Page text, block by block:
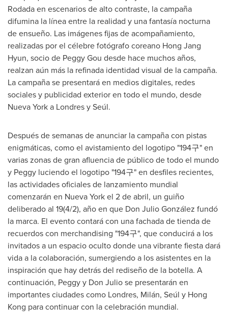
Rodada en escenarios de alto contraste, la campaña
difumina la línea entre la realidad y una fantasía nocturna
de ensueño. Las imágenes fijas de acompañamiento,
realizadas por el célebre fotógrafo coreano Hong Jang
Hyun, socio de Peggy Gou desde hace muchos años,
realzan aún más la refinada identidad visual de la campaña.
La campaña se presentará en medios digitales, redes
sociales y publicidad exterior en todo el mundo, desde
Nueva Yorka Londres y Seúl.
Después de semanas de anunciar la campaña con pistas
enigmáticas, como el avistamiento del logotipo "194구" en
varias zonas de gran afluencia de público de todo el mundo
y Peggy luciendo el logotipo "194구" en desfiles recientes,
las actividades oficiales de lanzamiento mundial
comenzarán en Nueva Yorkel 2 de abril, un guiño
deliberado al 19(4/2), año en que Don Julio González fundó
la marca. El evento contará con una fachada de tienda de
recuerdos con merchandising "194구", que conducirá a los
invitados a un espacio oculto donde una vibrante fiesta dará
vida a la colaboración, sumergiendo a los asistentes en la
inspiración que hay detrás del rediseño de la botella. A
continuación, Peggy y Don Juliose presentarán en
importantes ciudades como Londres, Milán, Seúl y Hong
Kong para continuar con la celebración mundial.